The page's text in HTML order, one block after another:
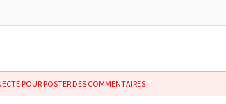
POUR POSTER DES COMMENTAIRES